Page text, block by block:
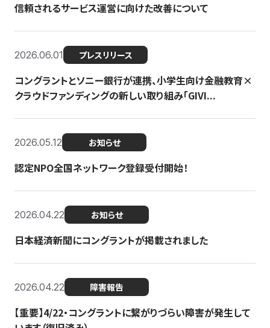
信頼されるサービス運営に向けた改善について
2026.06.01 プレスリリース
コングラントとソニー銀行が連携、小学生向け金融教育×
クラウドファンディングの新しい取り組み「GIVI...
2026.05.12 お知らせ
認定NPO全国ネットワーク登録受付開始！
2026.04.22 お知らせ
日本経済新聞にコングラントが掲載されました
2026.04.22 障害報告
【重要】4/22・コングラントに繋がりづらい障害が発生して